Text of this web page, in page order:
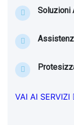
Soluzioni
VAI AI SERVIZI